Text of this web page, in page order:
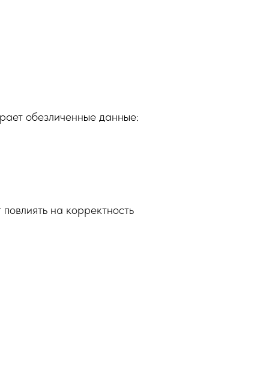
обезличенные данные:
на корректность